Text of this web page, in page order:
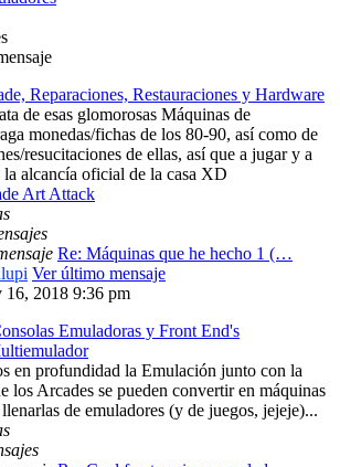
Reparaciones, Restauraciones y Hardware
de esas glomorosas Máquinas de
monedas/fichas de los 80-90, así como de
resucitaciones de ellas, así que a jugar y a
alcancía oficial de la casa XD
Art Attack
Re: Máquinas que he hecho 1 (…
Ver último mensaje
2018 9:36 pm
Emuladoras y Front End's
en profundidad la Emulación junto con la
los Arcades se pueden convertir en máquinas
de emuladores (y de juegos, jejeje)...